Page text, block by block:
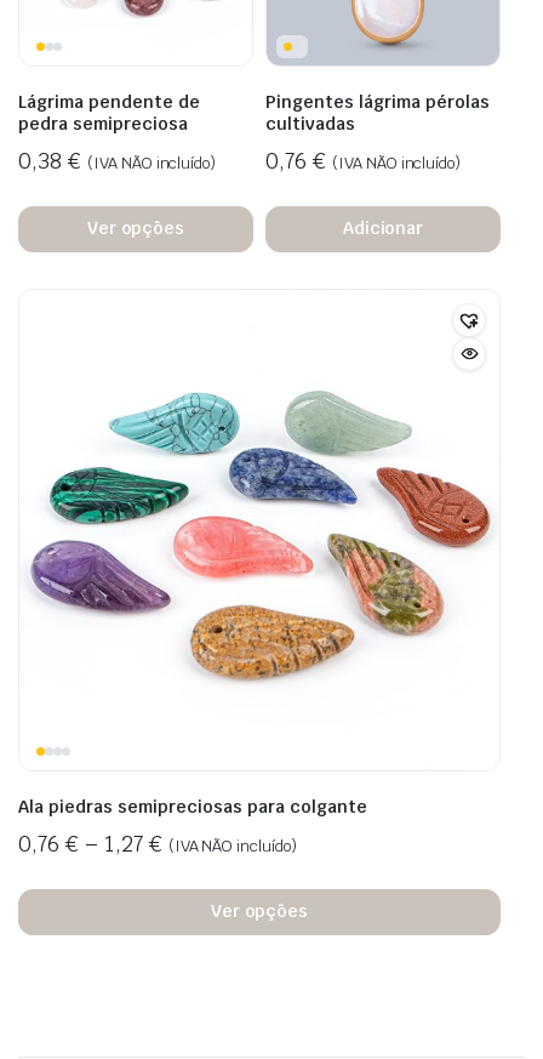
Lágrima pendente de
pedra semipreciosa
0,38 € (IVA NÃO incluído)
Ver opções
Pingentes lágrima pérolas
cultivadas
0,76 € (IVA NÃO incluído)
Adicionar
Ala piedras semipreciosas para colgante
0,76 € – 1,27 € (IVA NÃO incluído)
Ver opções